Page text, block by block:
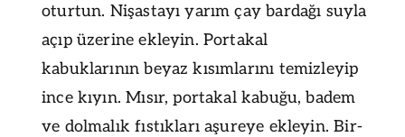
oturtun. Nişastayı yarım çay bardağı suyla
açıp üzerine ekleyin. Portakal
kabuklarının beyaz kısımlarını temizleyip
ince kıyın. Mısır, portakal kabuğu, badem
ve dolmalık fıstıkları aşureye ekleyin. Bir-